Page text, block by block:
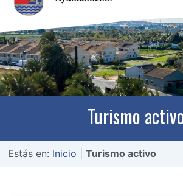
Turismo
Estás en: Inicio |Turismo activo